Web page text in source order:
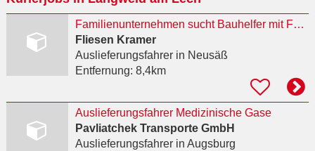
Familienunternehmen sucht Bauhelfer mit Führerschein Kl: B (m/w/d)
Fliesen Kramer
Auslieferungsfahrerin Neusäß
Entfernung: 8,4km
Auslieferungsfahrer Medizinische Gase
Pavliatchek Transporte GmbH
Auslieferungsfahrerin Augsburg